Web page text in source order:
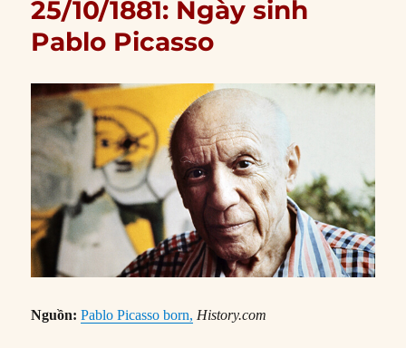
25/10/1881: Ngày sinh
Pablo Picasso
Nguồn: Pablo Picasso born, History.com